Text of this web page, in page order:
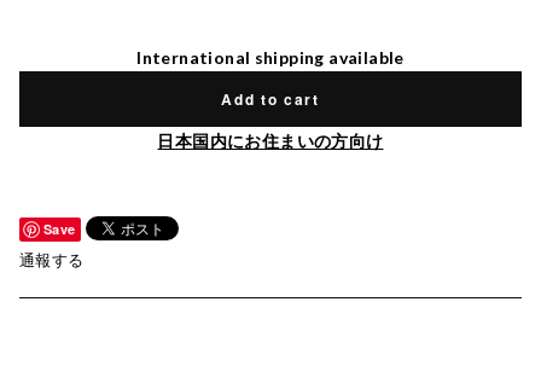
International shipping available
Add to cart
日本国内にお住まいの方向け
Save
通報する